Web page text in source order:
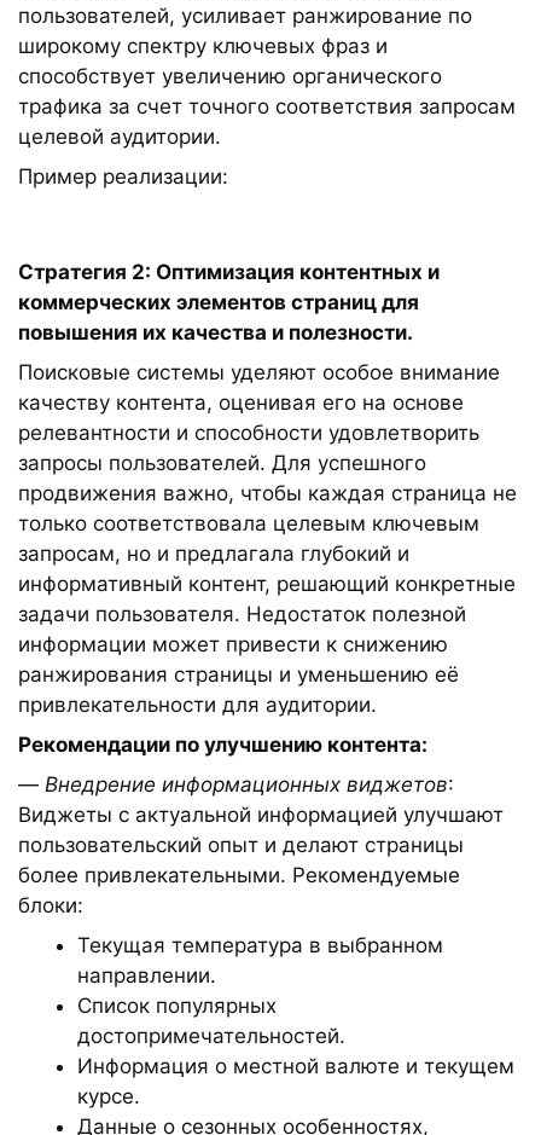
пользователей, усиливает ранжирование по
широкому спектру ключевых фраз и
способствует увеличению органического
трафика за счет точного соответствия запросам
целевой аудитории.
Пример реализации:
Стратегия 2: Оптимизация контентных и
коммерческих элементов страниц для
повышения их качества и полезности.
Поисковые системы уделяют особое внимание
качеству контента, оценивая его на основе
релевантности и способности удовлетворить
запросы пользователей. Для успешного
продвижения важно, чтобы каждая страница не
только соответствовала целевым ключевым
запросам, но и предлагала глубокий и
информативный контент, решающий конкретные
задачи пользователя. Недостаток полезной
информации может привести к снижению
ранжирования страницы и уменьшению её
привлекательности для аудитории.
Рекомендации по улучшению контента:
— Внедрение информационных виджетов:
Виджеты с актуальной информацией улучшают
пользовательский опыт и делают страницы
более привлекательными. Рекомендуемые
блоки:
Текущая температура в выбранном
направлении.
Список популярных
достопримечательностей.
Информация о местной валюте и текущем
курсе.
Данные о сезонных особенностях,